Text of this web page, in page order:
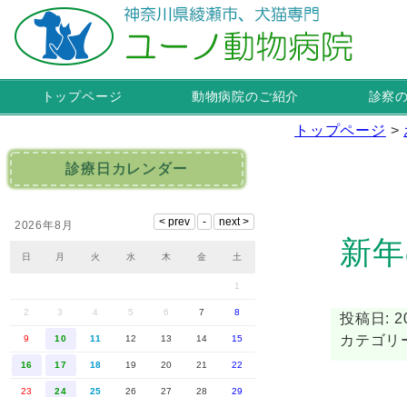
トップページ 動物病院のご紹介 診察
トップページ >
新
投稿日:
カテゴ
診療日カレンダー
2026年8月
日 月 火 水 木 金 土
1
2 3 4 5 6 7 8
9 10 11 12 13 14 15
16 17 18 19 20 21 22
23 24 25 26 27 28 29